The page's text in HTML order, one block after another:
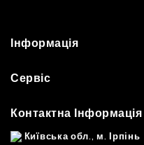
Інформація
Сервіс
Контактна Інформація
Київська обл., м. Ірпінь